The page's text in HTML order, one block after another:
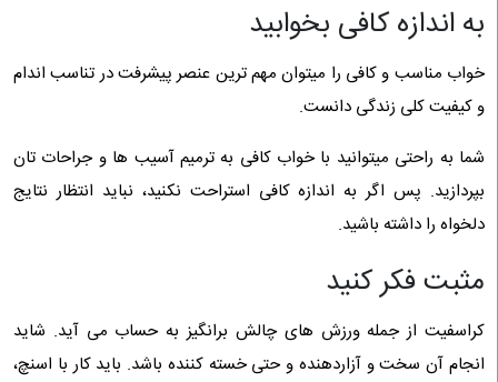
به اندازه کافی بخوابید
خواب مناسب و کافی را میتوان مهم ترین عنصر پیشرفت در تناسب اندام
و کیفیت کلی زندگی دانست.
شما به راحتی میتوانید با خواب کافی به ترمیم آسیب ها و جراحات تان
بپردازید. پس اگر به اندازه کافی استراحت نکنید، نباید انتظار نتایج
دلخواه را داشته باشید.
مثبت فکر کنید
کراسفیت از جمله ورزش های چالش برانگیز به حساب می آید. شاید
انجام آن سخت و آزاردهنده و حتی خسته کننده باشد. باید کار با اسنچ،